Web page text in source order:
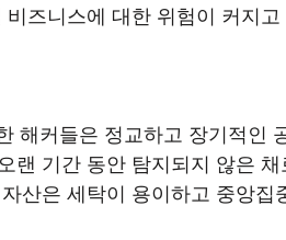
즈니스에 대한 위험이 커지
해커들은 정교하고 장기적인
랜 기간 동안 탐지되지 않은
산은 세탁이 용이하고 중앙집